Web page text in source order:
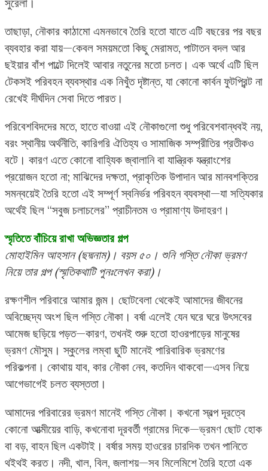
তাছাড়া, নৌকার কাঠামো এমনভাবে তৈরি হতো যাতে এটি বছরের পর বছর
ব্যবহার করা যায়—কেবল সময়মতো কিছু মেরামত, পাটাতন বদল আর
ছইয়ার বাঁশ পাল্টে দিলেই আবার নতুনের মতো চলত। এক অর্থে এটি ছিল
টেকসই পরিবহন ব্যবস্থার এক নিখুঁত দৃষ্টান্ত, যা কোনো কার্বন ফুটপ্রিন্ট না
রেখেই দীর্ঘদিন সেবা দিতে পারত।
পরিবেশবিদদের মতে, হাতে বাওয়া এই নৌকাগুলো শুধু পরিবেশবান্ধবই নয়,
বরং স্থানীয় অর্থনীতি, কারিগরি ঐতিহ্য ও সামাজিক সম্প্রীতির প্রতীকও
বটে। কারণ এতে কোনো বাহ্যিক জ্বালানি বা যান্ত্রিক যন্ত্রাংশের
প্রয়োজন হতো না; মাঝিদের দক্ষতা, প্রাকৃতিক উপাদান আর মানবশক্তির
সমন্বয়েই তৈরি হতো এই সম্পূর্ণ স্বনির্ভর পরিবহন ব্যবস্থা—যা সত্যিকার
অর্থেই ছিল “সবুজ চলাচলের” প্রাচীনতম ও প্রামাণ্য উদাহরণ।
স্মৃতিতে বাঁচিয়ে রাখা অভিজ্ঞতার গল্প
মোহাইমিন আহসান (ছদ্মনাম)। বয়স ৫০। শুনি গস্তি নৌকা ভ্রমণ
নিয়ে তার গল্প (স্মৃতিকথাটি পুনঃলেখন করা)।
রক্ষণশীল পরিবারে আমার জন্ম। ছোটবেলা থেকেই আমাদের জীবনের
অবিচ্ছেদ্য অংশ ছিল গস্তি নৌকা। বর্ষা এলেই যেন ঘরে ঘরে উৎসবের
আমেজ ছড়িয়ে পড়ত—কারণ, তখনই শুরু হতো হাওরপাড়ের মানুষের
ভ্রমণ মৌসুম। স্কুলের লম্বা ছুটি মানেই পারিবারিক ভ্রমণের
পরিকল্পনা। কোথায় যাব, কার নৌকা নেব, কতদিন থাকবো—এসব নিয়ে
আগেভাগেই চলত ব্যস্ততা।
আমাদের পরিবারের ভ্রমণ মানেই গস্তি নৌকা। কখনো স্বল্প দূরত্বে
কোনো আত্মীয়ের বাড়ি, কখনোবা দূরবর্তী গ্রামের দিকে—ভ্রমণ ছোট হোক
বা বড়, বাহন ছিল একটাই। বর্ষার সময় হাওরের চারদিক তখন পানিতে
থইথই করত। নদী, খাল, বিল, জলাশয়—সব মিলেমিশে তৈরি হতো এক